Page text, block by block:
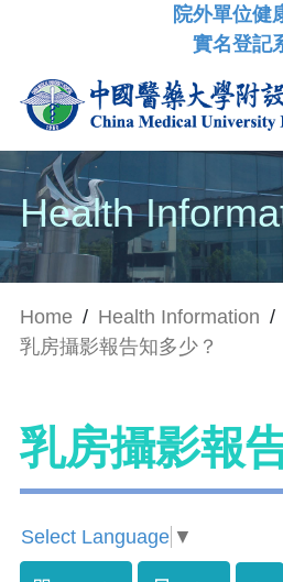
院外單位健
實名登記
Health
Home / Health Information /
乳房攝影報告知多少？
乳房攝影報
Select Language ▼